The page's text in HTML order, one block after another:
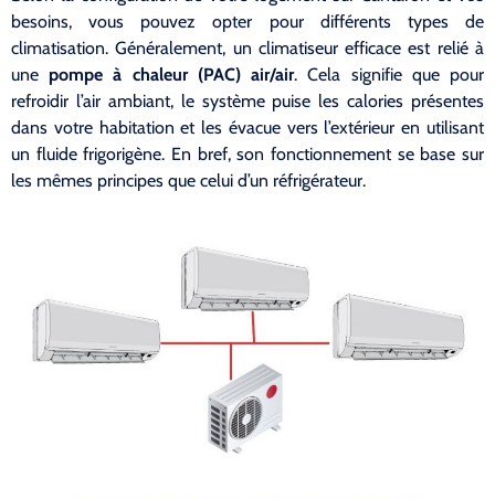
besoins, vous pouvez opter pour différents types de
climatisation. Généralement, un climatiseur efficace est relié à
une pompe à chaleur (PAC) air/air. Cela signifie que pour
refroidir l’air ambiant, le système puise les calories présentes
dans votre habitation et les évacue vers l’extérieur en utilisant
un fluide frigorigène. En bref, son fonctionnement se base sur
les mêmes principes que celui d’un réfrigérateur.